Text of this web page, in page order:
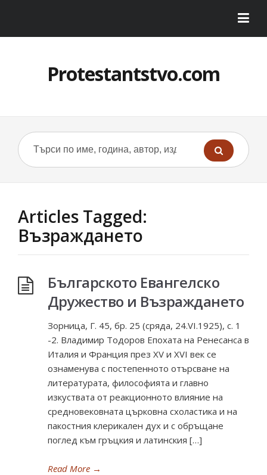
Protestantstvo.com
Articles Tagged:
Възраждането
Българското Евангелско
Дружество и Възраждането
Зорница, Г. 45, бр. 25 (сряда, 24.VI.1925), с. 1
-2. Владимир Тодоров Епохата на Ренесанса в
Италия и Франция през XV и XVI век се
ознаменува с постепенното отърсване на
литературата, философията и главно
изкуствата от реакционното влияние на
средновековната църковна схоластика и на
пакостния клерикален дух и с обръщане
поглед към гръцкия и латинския […]
Read More →